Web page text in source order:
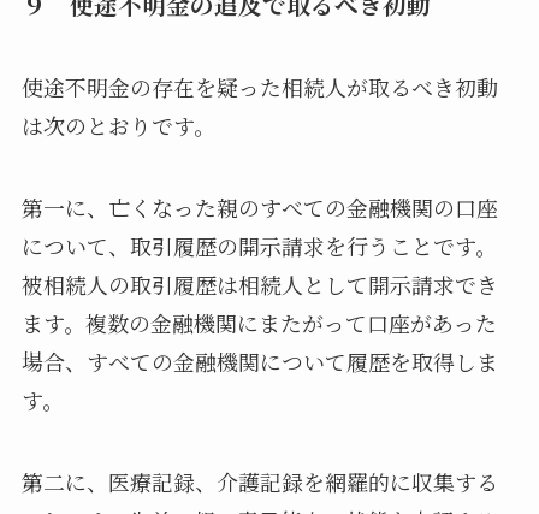
使途不明金の存在を疑った相続人が取るべき初動
は次のとおりです。
第一に、亡くなった親のすべての金融機関の口座
について、取引履歴の開示請求を行うことです。
被相続人の取引履歴は相続人として開示請求でき
ます。複数の金融機関にまたがって口座があった
場合、すべての金融機関について履歴を取得しま
す。
第二に、医療記録、介護記録を網羅的に収集する